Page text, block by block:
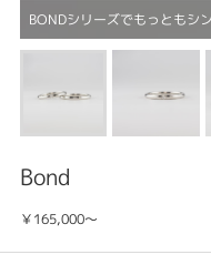
BONDシリーズでもっともシ
Bond
￥165,000～